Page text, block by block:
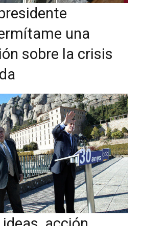
una
sobre la crisis